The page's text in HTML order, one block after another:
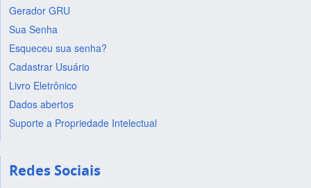
Gerador GRU
Sua Senha
Esqueceu sua senha?
Cadastrar Usuário
Livro Eletrônico
Dados abertos
Suporte a Propriedade Intelectual
Redes Sociais